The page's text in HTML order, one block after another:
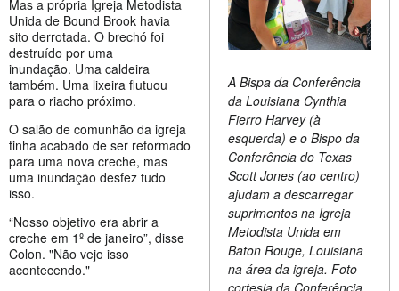
A Bispa da Conferência
da Louisiana Cynthia
Fierro Harvey (à
esquerda) e o Bispo da
Conferência do Texas
Scott Jones (ao centro)
ajudam a descarregar
suprimentos na Igreja
Metodista Unida em
Baton Rouge, Louisiana
na área da igreja. Foto
Mas a própria Igreja Metodista
Unida de Bound Brook havia
sito derrotada. O brechó foi
destruído por uma
inundação. Uma caldeira
também. Uma lixeira flutuou
para o riacho próximo.
O salão de comunhão da igreja
tinha acabado de ser reformado
para uma nova creche, mas
uma inundação desfez tudo
isso.
“Nosso objetivo era abrir a
creche em 1º de janeiro”, disse
Colon. "Não vejo isso
acontecendo."